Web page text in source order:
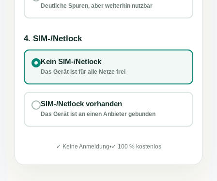
Deutliche Spuren, aber weiterhin nutzbar
4. SIM-/Netlock
Kein SIM-/Netlock
Das Gerät ist für alle Netze frei
SIM-/Netlock vorhanden
Das Gerät ist an einen Anbieter gebunden
✓ Keine Anmeldung•✓ 100 % kostenlos